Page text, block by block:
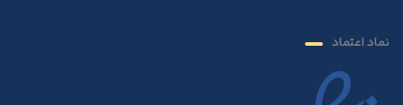
نماد اعتماد